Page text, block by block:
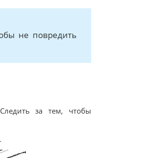
не повредить
за тем, чтобы